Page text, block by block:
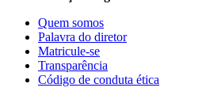
Quem somos
Palavra do diretor
Matricule-se
Transparência
Código de conduta ética